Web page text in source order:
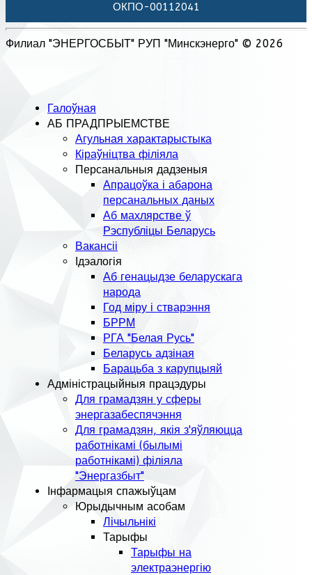
ОКПО-00112041
Филиал "ЭНЕРГОСБЫТ" РУП "Минскэнерго" © 2026
Галоўная
АБ ПРАДПРЫЕМСТВЕ
Агульная характарыстыка
Кіраўніцтва філіяла
Персанальныя дадзеныя
Апрацоўка і абарона
персанальных даных
Аб махлярстве ў
Рэспубліцы Беларусь
Вакансіі
Ідэалогія
Аб генацыдзе беларускага
народа
Год міру і стварэння
БРРМ
РГА "Белая Русь"
Беларусь адзіная
Барацьба з карупцыяй
Адміністрацыйныя працэдуры
Для грамадзян у сферы
энергазабеспячэння
Для грамадзян, якія з'яўляюцца
работнікамі (былымі
работнікамі) філіяла
"Энергазбыт"
Інфармацыя спажыўцам
Юрыдычным асобам
Лічыльнікі
Тарыфы
Тарыфы на
электраэнергію